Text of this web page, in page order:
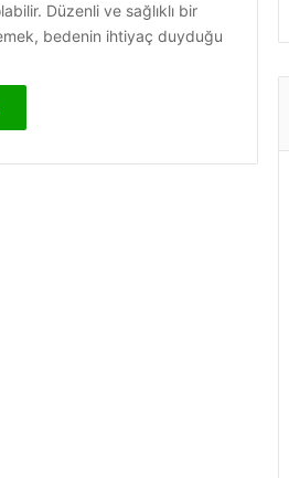
Düzenli ve sağlıklı bir
bedenin ihtiyaç duyduğu